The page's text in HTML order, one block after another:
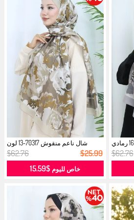
شال ناعم منقوش 70317-16 رمادي
دخاني...
$62.76
شال ناعم منقوش 70317-13 لون
المنك ا...
$62.76 $25.99
خاص لليوم $15.59